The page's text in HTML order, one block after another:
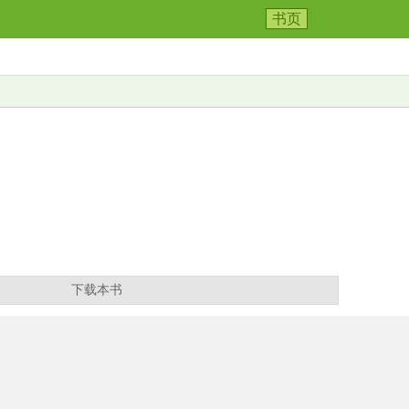
书页
下载本书